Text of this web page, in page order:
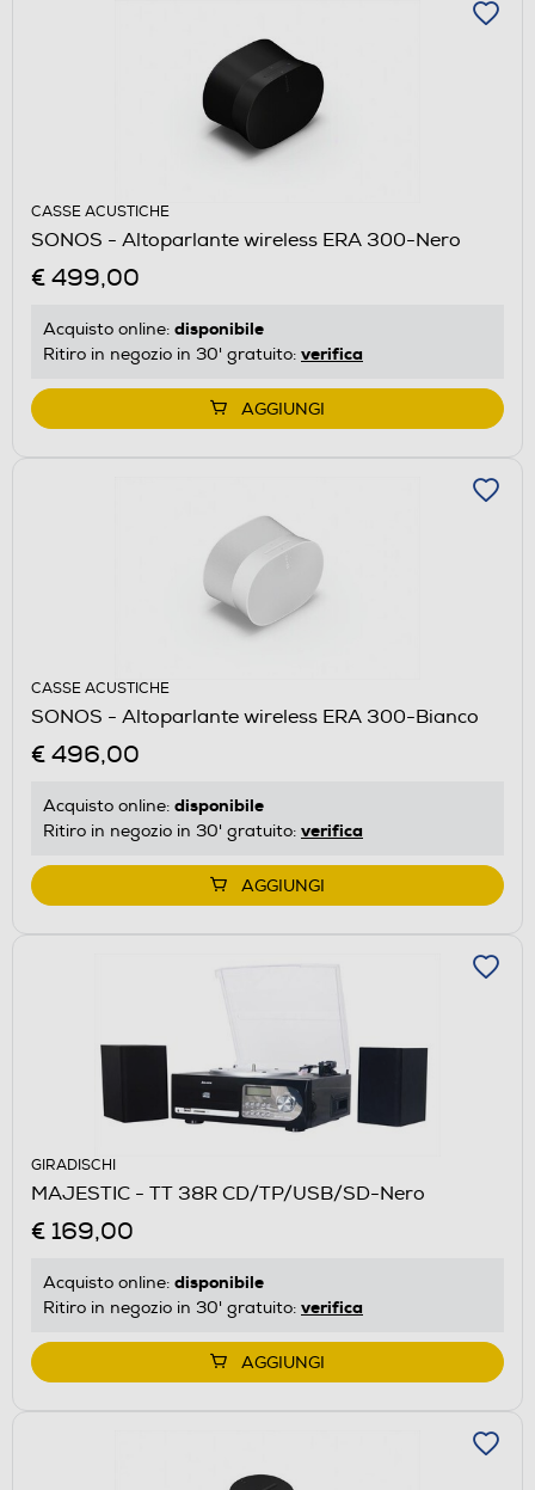
CASSE ACUSTICHE
SONOS - Altoparlante wireless ERA 300-Nero
€ 499,00
Acquisto online: disponibile
Ritiro in negozio in 30' gratuito: verifica
AGGIUNGI
CASSE ACUSTICHE
SONOS - Altoparlante wireless ERA 300-Bianco
€ 496,00
Acquisto online: disponibile
Ritiro in negozio in 30' gratuito: verifica
AGGIUNGI
GIRADISCHI
MAJESTIC - TT 38R CD/TP/USB/SD-Nero
€ 169,00
Acquisto online: disponibile
Ritiro in negozio in 30' gratuito: verifica
AGGIUNGI